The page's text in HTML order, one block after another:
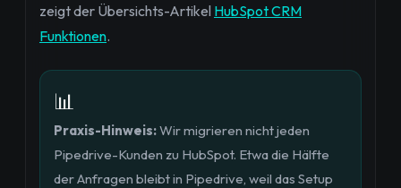
zeigt der Übersichts-Artikel HubSpot CRM
Funktionen.
📊
Praxis-Hinweis:Wir migrieren nicht jeden
Pipedrive-Kunden zu HubSpot. Etwa die Hälfte
der Anfragen bleibt in Pipedrive, weil das Setup